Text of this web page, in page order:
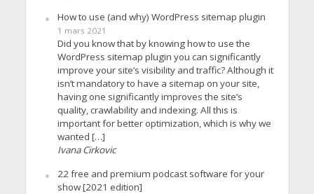
How to use (and why) WordPress sitemap plugin
1 mars 2021
Did you know that by knowing how to use the
WordPress sitemap plugin you can significantly
improve your site’s visibility and traffic? Although it
isn’t mandatory to have a sitemap on your site,
having one significantly improves the site’s
quality, crawlability and indexing. All this is
important for better optimization, which is why we
wanted […]
Ivana Cirkovic
22 free and premium podcast software for your
show [2021 edition]